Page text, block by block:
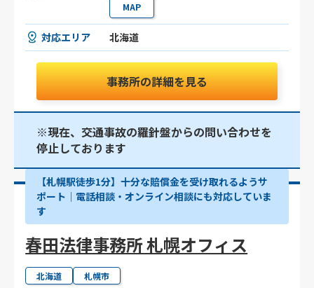
MAP
対応エリア 北海道
事務所の詳細を見る
※現在、交通事故の羅針盤からの問い合わせを
停止しております
【札幌駅徒歩1分】十分な賠償金を受け取れるようサ
ポート│電話相談・オンライン相談にも対応していま
す
春田法律事務所 札幌オフィス
北海道 札幌市